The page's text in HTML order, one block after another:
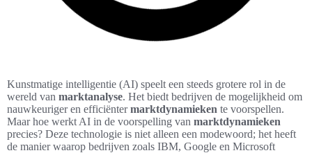
Kunstmatige intelligentie (AI) speelt een steeds grotere rol in de
wereld van marktanalyse. Het biedt bedrijven de mogelijkheid om
nauwkeuriger en efficiëntermarktdynamieken te voorspellen.
Maar hoe werkt AI in de voorspelling van marktdynamieken
precies? Deze technologie is niet alleen een modewoord; het heeft
de manier waarop bedrijven zoals IBM, Google en Microsoft